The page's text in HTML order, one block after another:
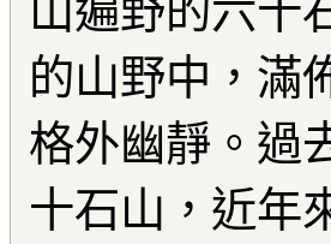
山遍野的六十
的山野中，滿
格外幽靜。過
十石山，近年